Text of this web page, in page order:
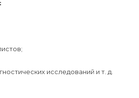
исследований и т. д.